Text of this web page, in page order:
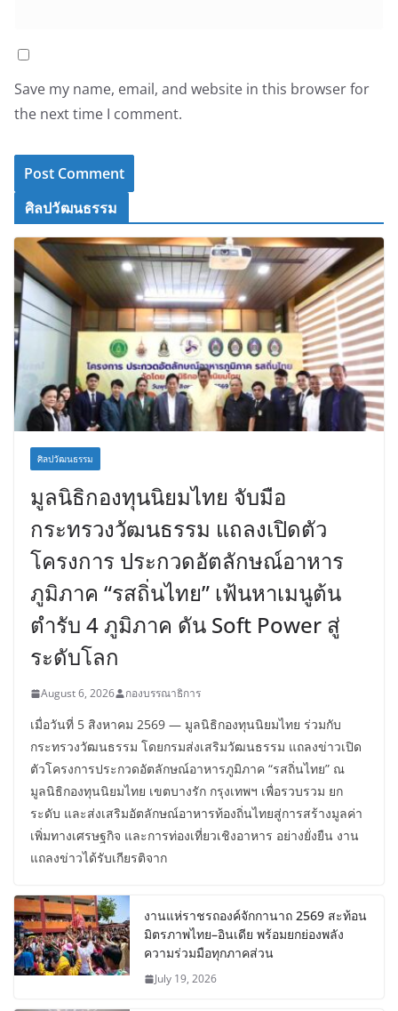
Save my name, email, and website in this browser for
the next time I comment.
ศิลปวัฒนธรรม
ศิลปวัฒนธรรม
มูลนิธิกองทุนนิยมไทย จับมือ
กระทรวงวัฒนธรรม แถลงเปิดตัว
โครงการ ประกวดอัตลักษณ์อาหาร
ภูมิภาค “รสถิ่นไทย” เฟ้นหาเมนูต้น
ตำรับ 4 ภูมิภาค ดัน Soft Power สู่
ระดับโลก
August 6, 2026 กองบรรณาธิการ
เมื่อวันที่ 5 สิงหาคม 2569 — มูลนิธิกองทุนนิยมไทย ร่วมกับ
กระทรวงวัฒนธรรม โดยกรมส่งเสริมวัฒนธรรม แถลงข่าวเปิด
ตัวโครงการประกวดอัตลักษณ์อาหารภูมิภาค “รสถิ่นไทย” ณ
มูลนิธิกองทุนนิยมไทย เขตบางรัก กรุงเทพฯ เพื่อรวบรวม ยก
ระดับ และส่งเสริมอัตลักษณ์อาหารท้องถิ่นไทยสู่การสร้างมูลค่า
เพิ่มทางเศรษฐกิจ และการท่องเที่ยวเชิงอาหาร อย่างยั่งยืน งาน
แถลงข่าวได้รับเกียรติจาก
งานแห่ราชรถองค์จักกานาถ 2569 สะท้อน
มิตรภาพไทย–อินเดีย พร้อมยกย่องพลัง
ความร่วมมือทุกภาคส่วน
July 19, 2026